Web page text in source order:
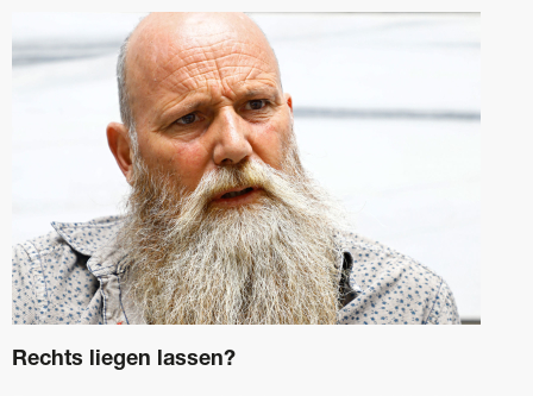
Rechts liegen lassen?